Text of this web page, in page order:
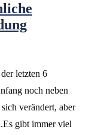
letzten 6
noch neben
verändert, aber
gibt immer viel